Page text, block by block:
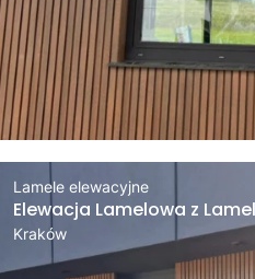
Lamele elewacyjne
Elewacja Lamelowa z
Kraków